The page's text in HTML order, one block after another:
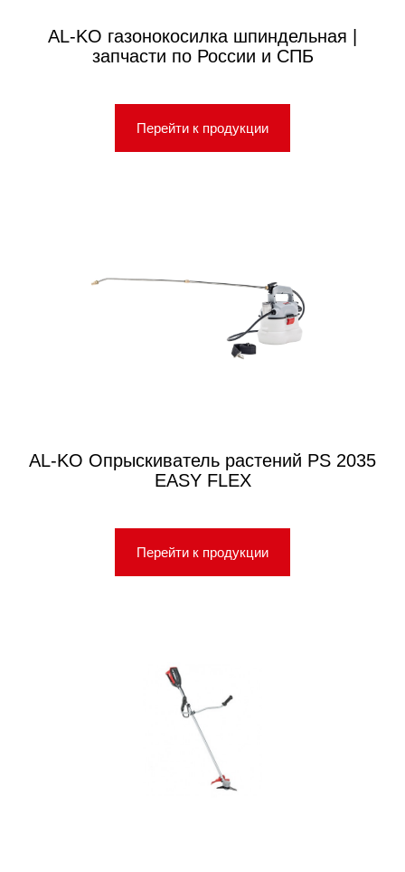
AL-KO газонокосилка шпиндельная |
запчасти по России и СПБ
Перейти к продукции
AL-KO Опрыскиватель растений PS 2035
EASY FLEX
Перейти к продукции